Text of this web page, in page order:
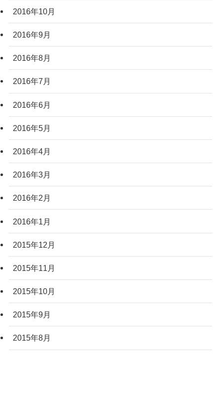
2016年10月
2016年9月
2016年8月
2016年7月
2016年6月
2016年5月
2016年4月
2016年3月
2016年2月
2016年1月
2015年12月
2015年11月
2015年10月
2015年9月
2015年8月